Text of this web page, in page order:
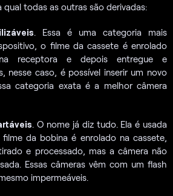
todas as outras são derivadas:
. Essa é uma categoria mais
o filme da cassete é enrolado
receptora e depois entregue e
nesse caso, é possível inserir um novo
categoria exata é a melhor câmera
. O nome já diz tudo. Ela é usada
da bobina é enrolado na cassete,
e processado, mas a câmera não
Essas câmeras vêm com um flash
impermeáveis.